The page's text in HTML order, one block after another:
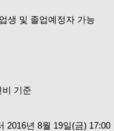
생 및 졸업예정자 가능
기준
2016년 8월 19일(금) 17:00